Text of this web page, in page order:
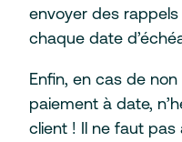
envoyer des
chaque date
Enfin, en cas de
paiement à date,
client ! Il ne faut pas